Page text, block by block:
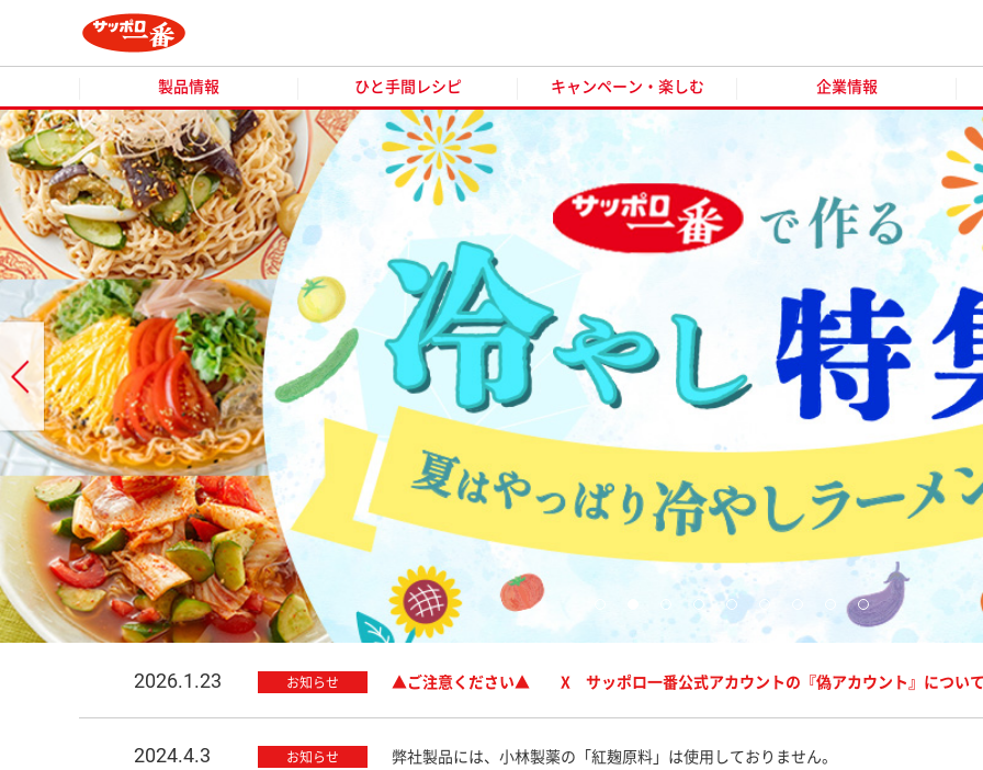
製品情報 ひと手間レシピ キャンペーン・楽しむ 企業情報
2026.1.23 お知らせ ▲ご注意ください▲ X サッポロ一番公式アカウントの『偽アカウント』につい
2024.4.3 お知らせ 弊社製品には、小林製薬の「紅麹原料」は使用しておりません。